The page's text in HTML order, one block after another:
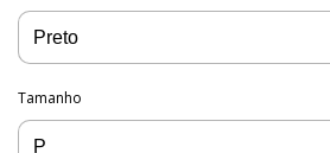
Tamanho